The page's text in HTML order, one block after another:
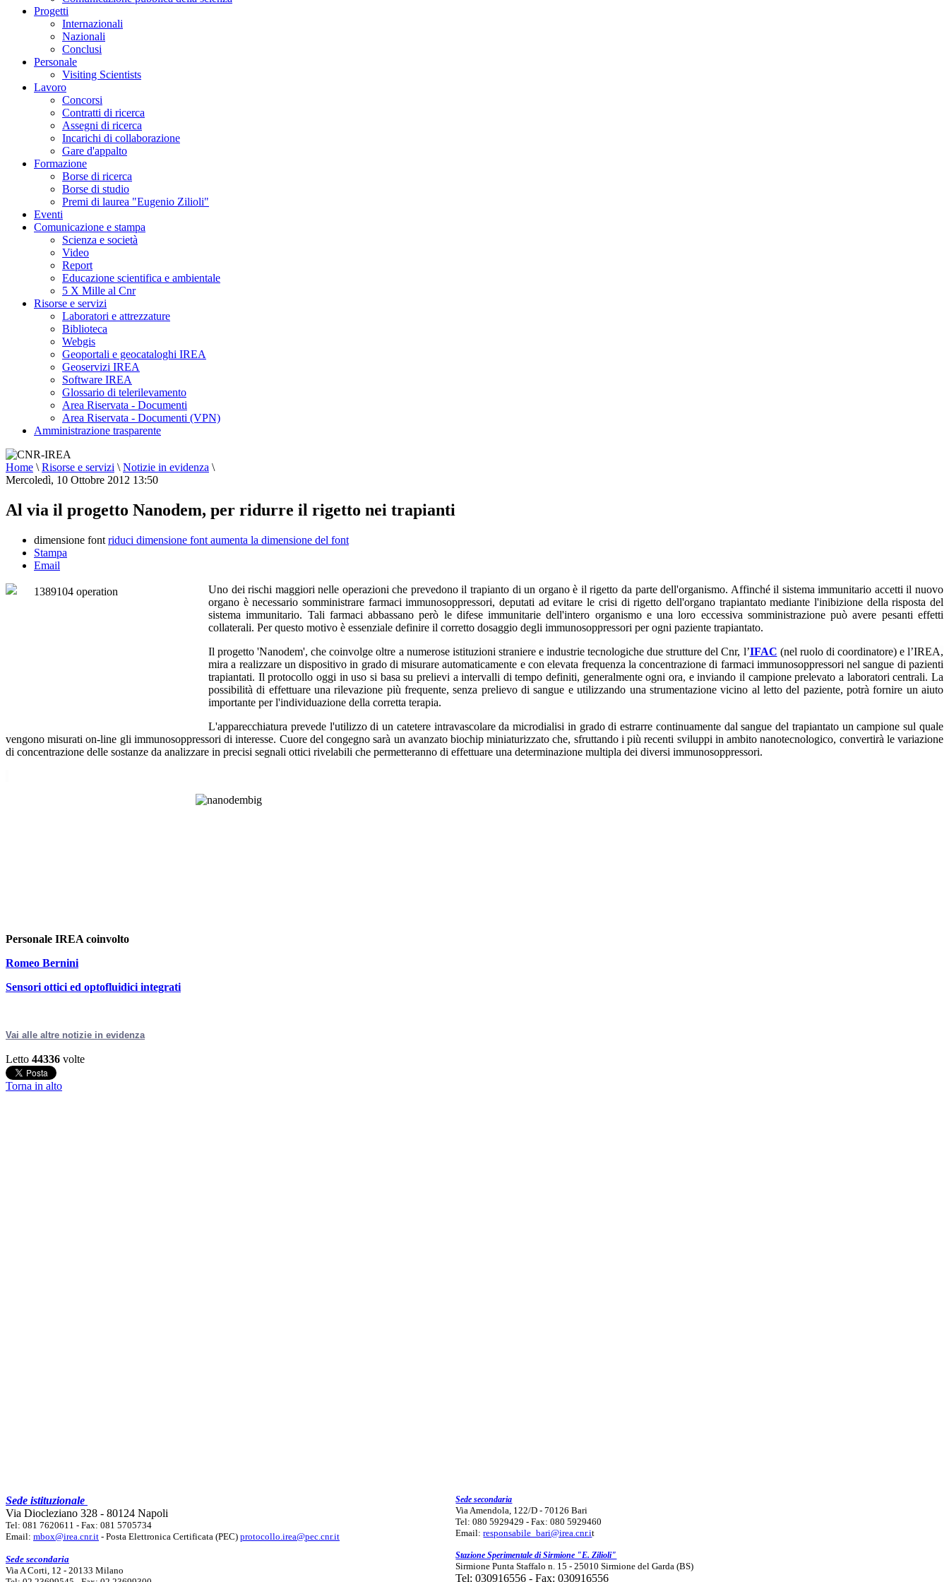
Progetti
Internazionali
Nazionali
Conclusi
Personale
Visiting Scientists
Lavoro
Concorsi
Contratti di ricerca
Assegni di ricerca
Incarichi di collaborazione
Gare d'appalto
Formazione
Borse di ricerca
Borse di studio
Premi di laurea "Eugenio Zilioli"
Eventi
Comunicazione e stampa
Scienza e società
Video
Report
Educazione scientifica e ambientale
5 X Mille al Cnr
Risorse e servizi
Laboratori e attrezzature
Biblioteca
Webgis
Geoportali e geocataloghi IREA
Geoservizi IREA
Software IREA
Glossario di telerilevamento
Area Riservata - Documenti
Area Riservata - Documenti (VPN)
Amministrazione trasparente
Home \ Risorse e servizi \ Notizie in evidenza \
Mercoledì, 10 Ottobre 2012 13:50
Al via il progetto Nanodem, per ridurre il rigetto nei trapianti
dimensione font riduci dimensione font aumenta la dimensione del font
Stampa
Email
Uno dei rischi maggiori nelle operazioni che prevedono il trapianto di un organo è il rigetto da parte dell'organismo. Affinché il sistema immunitario accetti il nuovo
organo è necessariosomministrare farmaci immunosoppressori, deputati ad evitare le crisi di rigetto dell'organo trapiantato mediante l'inibizione della risposta del
sistema immunitario. Tali farmaci abbassano però le difese immunitarie dell'intero organismo e una loro eccessiva somministrazione può avere pesanti effetti
collaterali. Per questo motivo è essenziale definire il corretto dosaggio degli immunosoppressori per ogni paziente trapiantato.
Il progetto 'Nanodem', che coinvolge oltre a numerose istituzioni stranieree industrie tecnologiche due strutture del Cnr, l’IFAC (nel ruolo di coordinatore) el’IREA,
mira a realizzare un dispositivo in grado di misurare automaticamente e con elevata frequenza la concentrazione di farmaci immunosoppressori nel sangue di pazienti
trapiantati. Il protocollo oggi in uso si basa su prelievi a intervalli di tempo definiti, generalmente ogni ora, e inviando il campione prelevato a laboratori centrali. La
possibilità di effettuare una rilevazione più frequente, senza prelievo di sangue e utilizzando una strumentazione vicino al letto del paziente, potrà fornire un aiuto
importante per l'individuazione della corretta terapia.
L'apparecchiatura prevede l'utilizzo di un catetere intravascolare da microdialisi in grado di estrarre continuamente dal sangue del trapiantato un campione sul quale
vengono misurati on-line gli immunosoppressori di interesse. Cuore del congegno sarà un avanzato biochip miniaturizzato che, sfruttando i più recenti sviluppi in ambito nanotecnologico, convertirà le variazione
di concentrazione delle sostanze da analizzare in precisi segnali ottici rivelabili che permetteranno di effettuare una determinazione multipla dei diversi immunosoppressori.
Personale IREA coinvolto
Romeo Bernini
Sensori ottici ed optofluidici integrati
Vai alle altre notizie in evidenza
Letto 44336 volte
Torna in alto
Sede istituzionale
Via Diocleziano 328 - 80124 Napoli
Tel: 081 7620611 - Fax: 081 5705734
Email: mbox@irea.cnr.it - Posta Elettronica Certificata (PEC) protocollo.irea@pec.cnr.it
Sede secondaria
Via A Corti, 12 - 20133 Milano
Sede secondaria
Via Amendola, 122/D - 70126 Bari
Tel: 080 5929429 - Fax: 080 5929460
Email:responsabile_bari@irea.cnr.it
Stazione Sperimentale di Sirmione "E. Zilioli"
Sirmione Punta Staffalo n. 15 - 25010 Sirmione del Garda (BS)
Tel: 030916556 - Fax: 030916556